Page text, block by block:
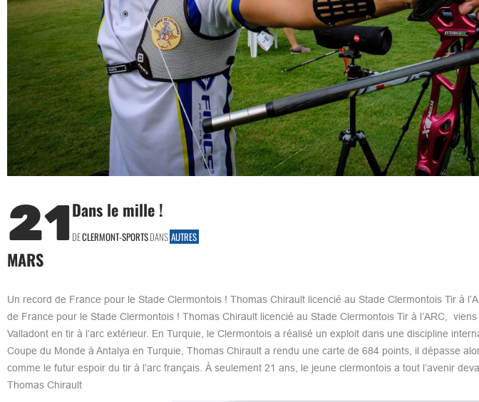
21
MARS
Dans le mille !
DECLERMONT-SPORTSDANS AUTRES
Un record de France pour le Stade Clermontois ! Thomas Chirault licencié au Stade Clermontois Tir à
de France pour le Stade Clermontois ! Thomas Chirault licencié au Stade Clermontois Tir à l’ARC,
Valladont en tir à l’arc extérieur. En Turquie, le Clermontois a réalisé un exploit dans une discipline
Coupe du Monde à Antalya en Turquie, Thomas Chirault a rendu une carte de 684 points, il dépasse
comme le futur espoir du tir à l’arc français. À seulement 21 ans, le jeune clermontois a tout l’avenir
Thomas Chirault